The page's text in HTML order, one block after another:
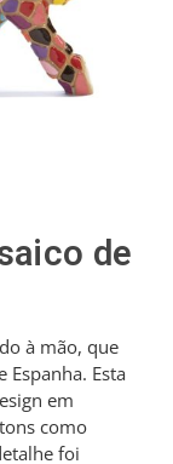
de
à mão, que
Esta
em
como
foi